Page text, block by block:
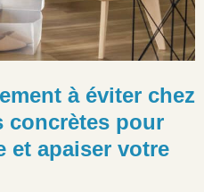
à éviter chez
concrètes pour
et apaiser votre